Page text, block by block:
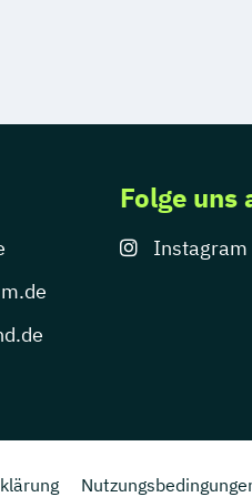
Folge uns
Instagram